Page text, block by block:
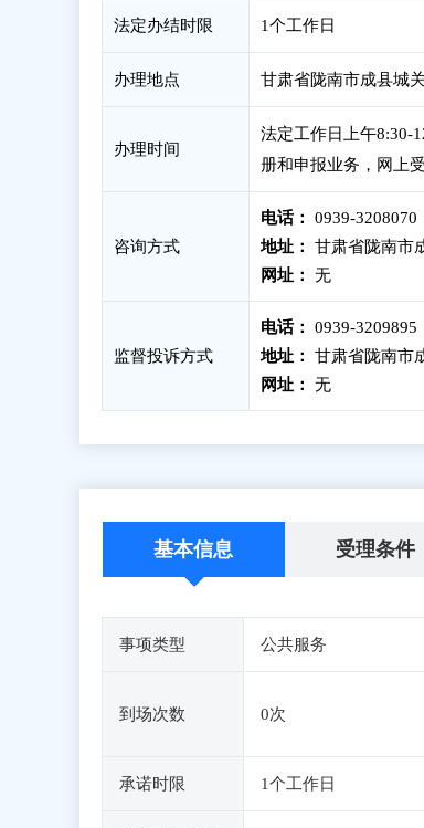
法定办结时限 1个工作日
办理地点 甘肃省陇南市成县城
办理时间
法定工作日上午8:30-
册和申报业务，网上
咨询方式
电话：
0939-3208070
地址：
甘肃省陇南市
网址：
无
监督投诉方式
电话：
0939-3209895
地址：
甘肃省陇南市
网址：
无
基本信息 受理条件
事项类型 公共服务
到场次数 0次
承诺时限 1个工作日